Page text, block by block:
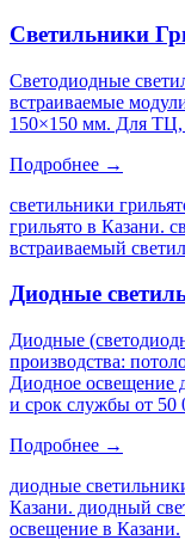
Светильники
Светодиодные
встраиваемые
150×150 мм. Для
Подробнее →
светильники
грильято в Казани.
встраиваемый
Диодные
Диодные
производства:
Диодное освещение
и срок службы от 50
Подробнее →
диодные
Казани. диодный
освещение в Казани.